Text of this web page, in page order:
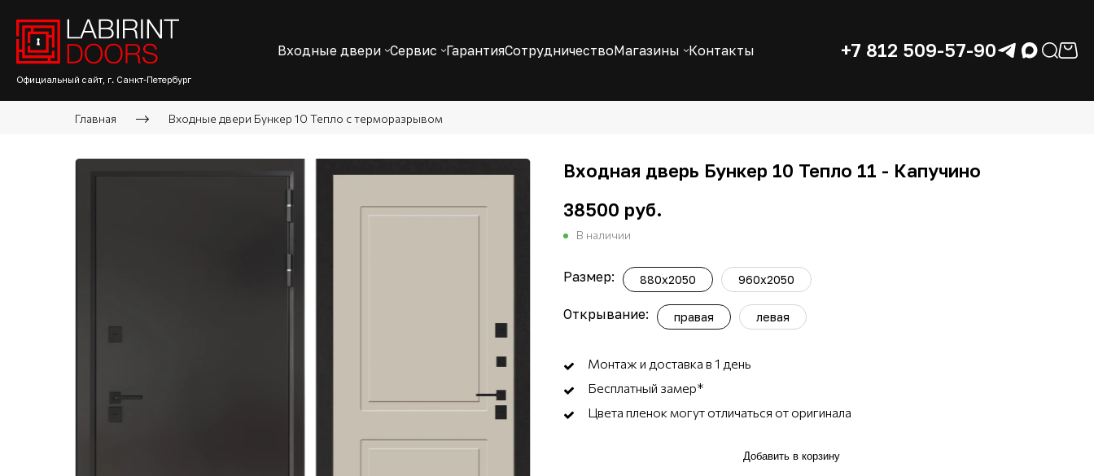
Официальный сайт, г. Санкт-Петербург
Входные двери Сервис ГарантияСотрудничествоМагазины Контакты +7 812 509-57-90
Главная Входные двери Бункер 10 Тепло с терморазрывом
Входная дверь Бункер 10 Тепло 11 - Капучино
38500 руб.
В наличии
Размер: 880x2050 960x2050
Открывание: правая левая
Монтаж и доставка в 1 день
Бесплатный замер*
Цвета пленок могут отличаться от оригинала
Добавить в корзину